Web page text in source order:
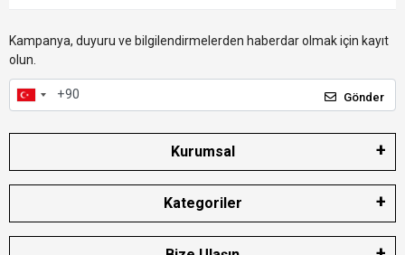
Kampanya, duyuru ve bilgilendirmelerden haberdar olmak için kayıt
olun.
Gönder
Kurumsal
Kategoriler